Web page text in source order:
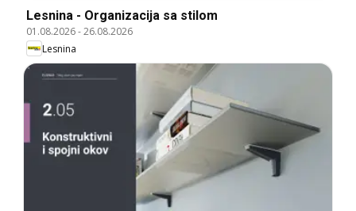
Lesnina - Organizacija sa stilom
01.08.2026-26.08.2026
Lesnina